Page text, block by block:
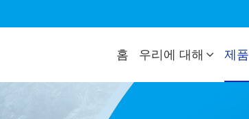
홈 우리에 대해 제품